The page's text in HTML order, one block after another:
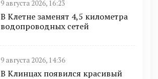
9 августа 2026, 16:23
В Клетне заменят 4,5 километра
водопроводных сетей
9 августа 2026, 14:36
В Клинцах появился красивый